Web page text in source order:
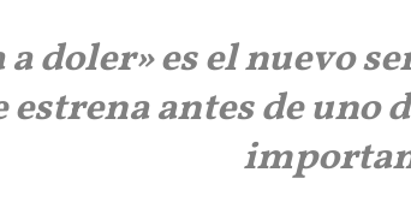
a doler» es el nuevo
estrena antes de uno